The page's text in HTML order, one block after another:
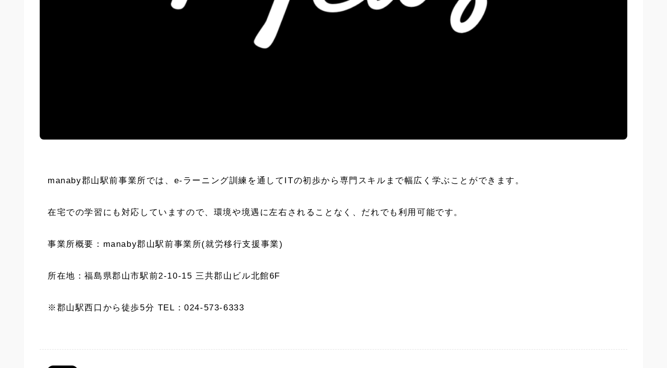
manaby郡山駅前事業所では、e-ラーニング訓練を通してITの初歩から専門スキルまで幅広く学ぶことができます。
在宅での学習にも対応していますので、環境や境遇に左右されることなく、だれでも利用可能です。
事業所概要：manaby郡山駅前事業所(就労移行支援事業)
所在地：福島県郡山市駅前2-10-15 三共郡山ビル北館6F
※郡山駅西口から徒歩5分 TEL：024-573-6333